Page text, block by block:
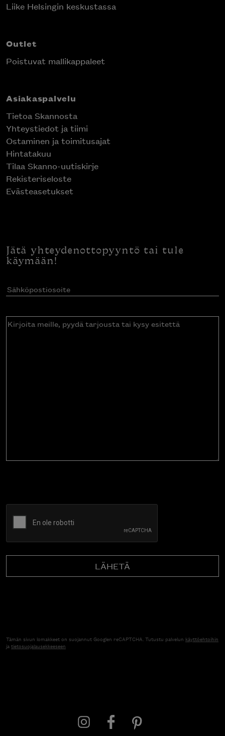
Liike Helsingin keskustassa
Outlet
Poistuvat mallikappaleet
Asiakaspalvelu
Tietoa Skannosta
Yhteystiedot ja tiimi
Ostaminen ja toimitusajat
Hintatakuu
Tilaa Skanno-uutiskirje
Rekisteriseloste
Evästeasetukset
Jätä yhteydenottopyyntö tai tule
käymään!
Sähköpostiosoite(Pakollinen)
Kirjoita
Tämän sivun lomakkeet on suojannut Googlen reCAPTCHA. Tutustu palvelun käyttöehtoihin
jatietosuojalausekkeeseen